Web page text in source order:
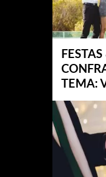
FESTAS
TEMA: